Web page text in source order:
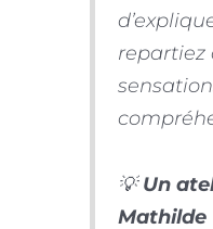
repartiez
💡Un
Mathilde